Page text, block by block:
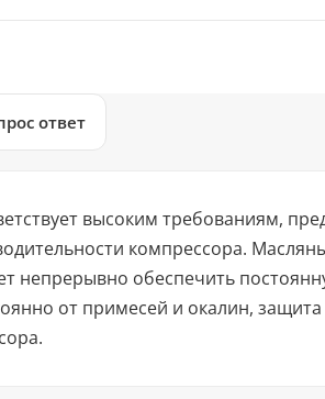
ответ
высоким требованиям,
компрессора.
непрерывно обеспечить
от примесей и окалин,